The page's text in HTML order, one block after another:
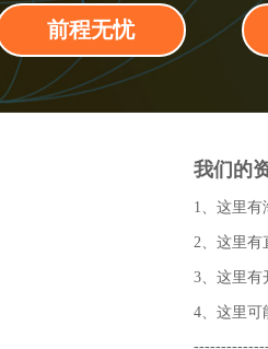
前程无忧
我们的
1、这里
2、这里有
3、这里有
4、这里可